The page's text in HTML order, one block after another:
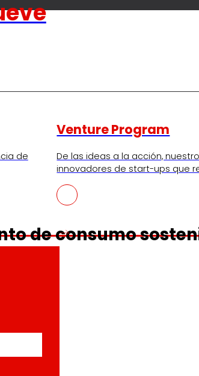
de
Venture Program
De las ideas a la acción,
innovadores de start-ups que
de consumo